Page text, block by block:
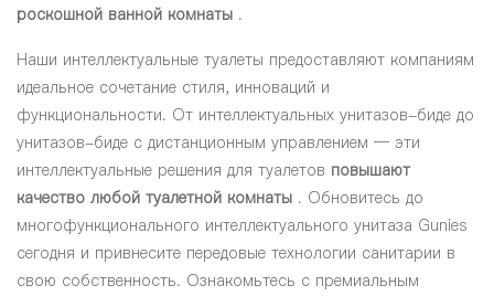
роскошной ванной комнаты .
Наши интеллектуальные туалеты предоставляют компаниям
идеальное сочетание стиля, инноваций и
функциональности. От интеллектуальных унитазов-биде до
унитазов-биде с дистанционным управлением — эти
интеллектуальные решения для туалетов повышают
качество любой туалетной комнаты . Обновитесь до
многофункционального интеллектуального унитаза Gunies
сегодня и привнесите передовые технологии санитарии в
свою собственность. Ознакомьтесь с премиальным